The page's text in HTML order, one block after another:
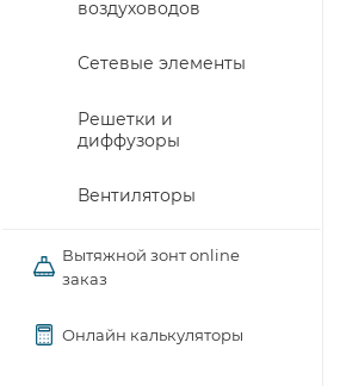
воздуховодов
Сетевые элементы
Решетки и
диффузоры
Вентиляторы
Вытяжной зонт online
заказ
Онлайн калькуляторы